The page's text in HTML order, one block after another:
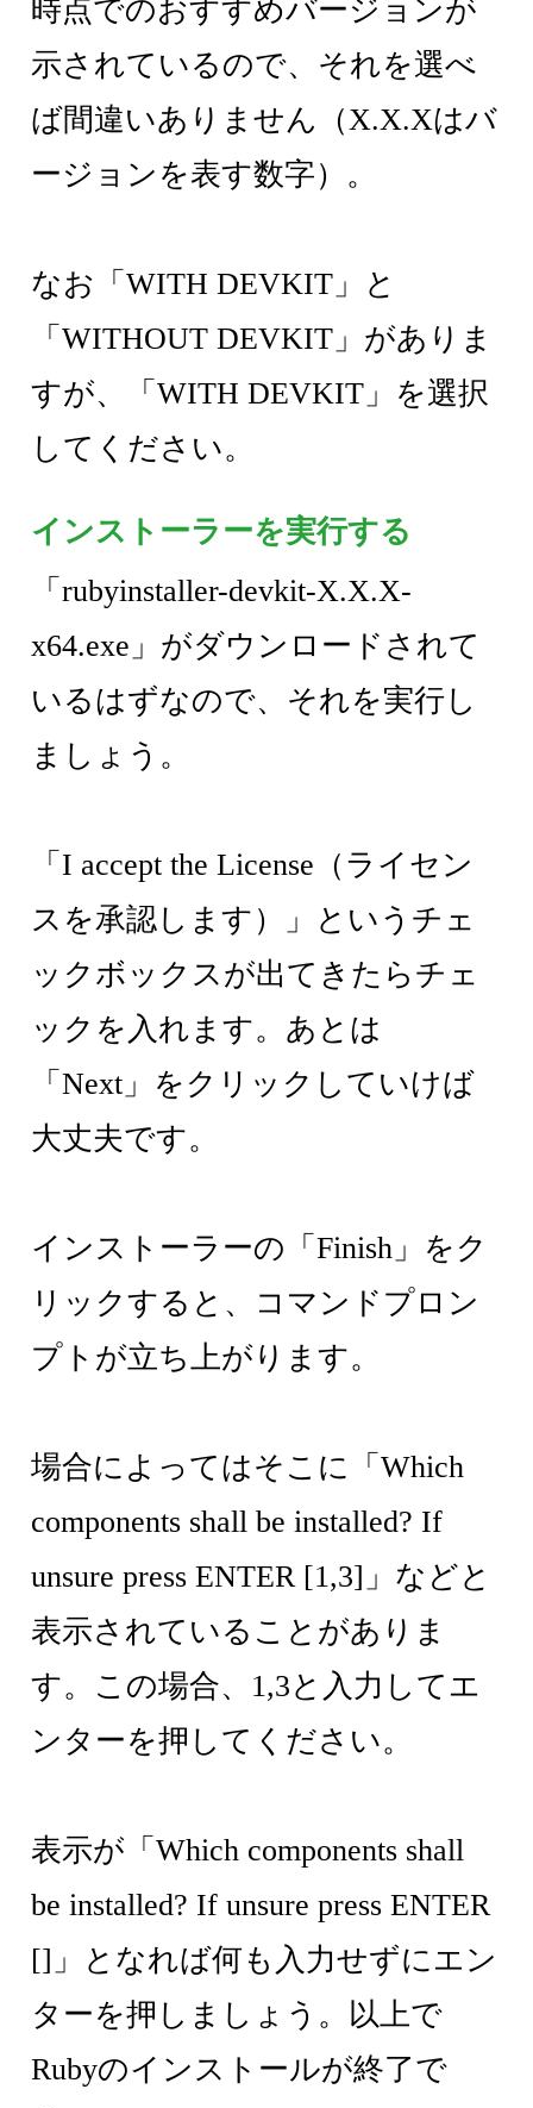
時点でのおすすめバージョンが
示されているので、それを選べ
ば間違いありません（X.X.Xはバ
ージョンを表す数字）。
なお「WITH DEVKIT」と
「WITHOUT DEVKIT」がありま
すが、「WITH DEVKIT」を選択
してください。
インストーラーを実行する
「rubyinstaller-devkit-X.X.X-
x64.exe」がダウンロードされて
いるはずなので、それを実行し
ましょう。
「I accept the License（ライセン
スを承認します）」というチェ
ックボックスが出てきたらチェ
ックを入れます。あとは
「Next」をクリックしていけば
大丈夫です。
インストーラーの「Finish」をク
リックすると、コマンドプロン
プトが立ち上がります。
場合によってはそこに「Which
components shall be installed? If
unsure press ENTER [1,3]」などと
表示されていることがありま
す。この場合、1,3と入力してエ
ンターを押してください。
表示が「Which components shall
be installed? If unsure press ENTER
[]」となれば何も入力せずにエン
ターを押しましょう。以上で
Rubyのインストールが終了で